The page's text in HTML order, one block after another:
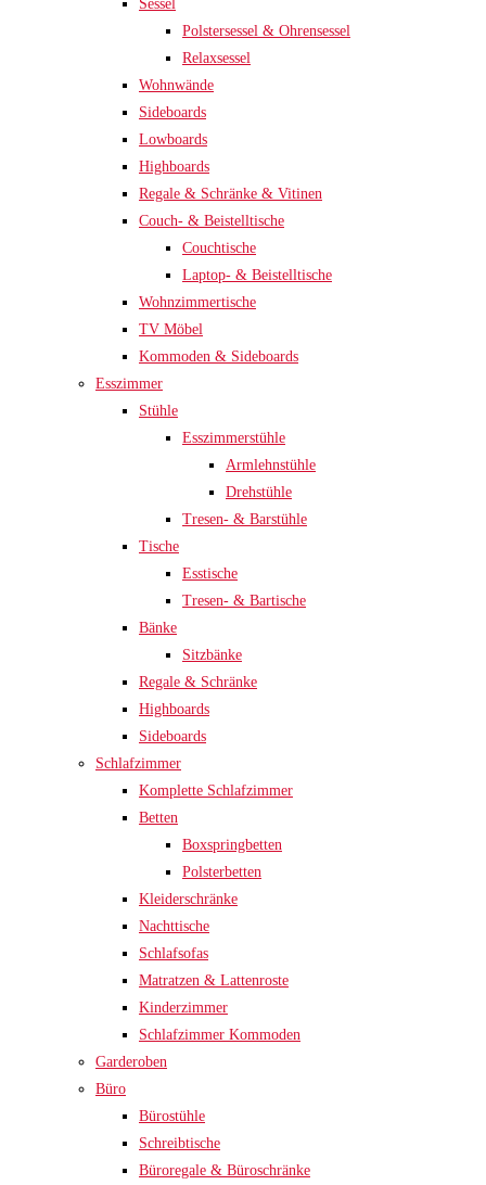
Sessel
Polstersessel & Ohrensessel
Relaxsessel
Wohnwände
Sideboards
Lowboards
Highboards
Regale & Schränke & Vitinen
Couch- & Beistelltische
Couchtische
Laptop- & Beistelltische
Wohnzimmertische
TV Möbel
Kommoden & Sideboards
Esszimmer
Stühle
Esszimmerstühle
Armlehnstühle
Drehstühle
Tresen- & Barstühle
Tische
Esstische
Tresen- & Bartische
Bänke
Sitzbänke
Regale & Schränke
Highboards
Sideboards
Schlafzimmer
Komplette Schlafzimmer
Betten
Boxspringbetten
Polsterbetten
Kleiderschränke
Nachttische
Schlafsofas
Matratzen & Lattenroste
Kinderzimmer
Schlafzimmer Kommoden
Garderoben
Büro
Bürostühle
Schreibtische
Büroregale & Büroschränke